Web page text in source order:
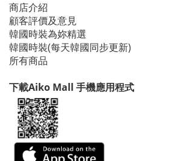
商店介紹
顧客評價及意見
韓國時裝為妳精選
韓國時裝(每天韓國同步更新)
所有商品
下載Aiko Mall 手機應用程式